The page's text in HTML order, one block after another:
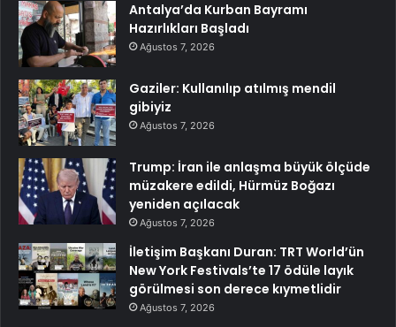
Antalya’da Kurban Bayramı
Hazırlıkları Başladı
Ağustos 7, 2026
Gaziler: Kullanılıp atılmış mendil
gibiyiz
Ağustos 7, 2026
Trump: İran ile anlaşma büyük ölçüde
müzakere edildi, Hürmüz Boğazı
yeniden açılacak
Ağustos 7, 2026
İletişim Başkanı Duran: TRT World’ün
New York Festivals’te 17 ödüle layık
görülmesi son derece kıymetlidir
Ağustos 7, 2026